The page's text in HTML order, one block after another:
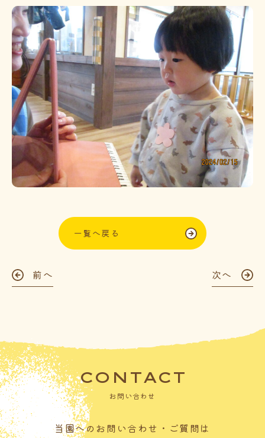
一覧へ戻る
前へ 次へ
CONTACT
お問い合わせ
当園へのお問い合わせ・ご質問は